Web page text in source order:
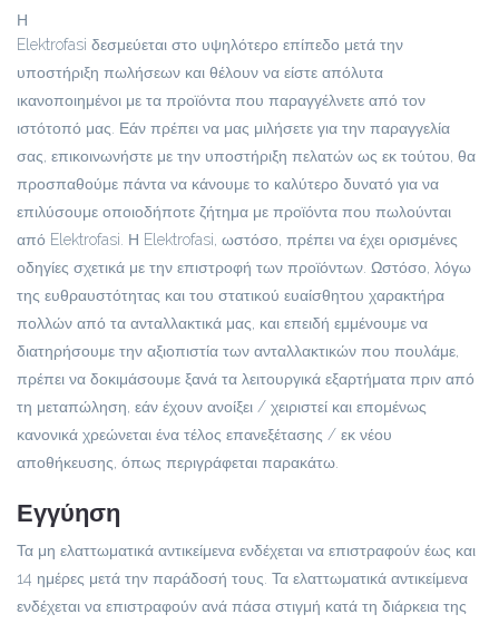
Η
Elektrofasi δεσμεύεται στο υψηλότερο επίπεδο μετά την
υποστήριξη πωλήσεων και θέλουν να είστε απόλυτα
ικανοποιημένοι με τα προϊόντα που παραγγέλνετε από τον
ιστότοπό μας. Εάν πρέπει να μας μιλήσετε για την παραγγελία
σας, επικοινωνήστε με την υποστήριξη πελατών ως εκ τούτου, θα
προσπαθούμε πάντα να κάνουμε το καλύτερο δυνατό για να
επιλύσουμε οποιοδήποτε ζήτημα με προϊόντα που πωλούνται
από Elektrofasi. Η Elektrofasi, ωστόσο, πρέπει να έχει ορισμένες
οδηγίες σχετικά με την επιστροφή των προϊόντων. Ωστόσο, λόγω
της ευθραυστότητας και του στατικού ευαίσθητου χαρακτήρα
πολλών από τα ανταλλακτικά μας, και επειδή εμμένουμε να
διατηρήσουμε την αξιοπιστία των ανταλλακτικών που πουλάμε,
πρέπει να δοκιμάσουμε ξανά τα λειτουργικά εξαρτήματα πριν από
τη μεταπώληση, εάν έχουν ανοίξει / χειριστεί και επομένως
κανονικά χρεώνεται ένα τέλος επανεξέτασης / εκ νέου
αποθήκευσης, όπως περιγράφεται παρακάτω.
Εγγύηση
Τα μη ελαττωματικά αντικείμενα ενδέχεται να επιστραφούν έως και
14 ημέρες μετά την παράδοσή τους. Τα ελαττωματικά αντικείμενα
ενδέχεται να επιστραφούν ανά πάσα στιγμή κατά τη διάρκεια της